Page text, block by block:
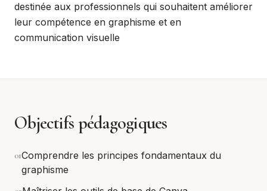
destinée aux professionnels qui souhaitent améliorer
leur compétence en graphisme et en
communication visuelle
Objectifs pédagogiques
01Comprendre les principes fondamentaux du
graphisme